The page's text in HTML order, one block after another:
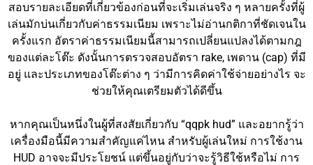
สอบรายละเอียดที่เกี่ยวข้องก่อนที่จะเริ่มเล่นจริง ๆ หลายครั้งที่ผู้
เล่นมักบ่นเกี่ยวกับค่าธรรมเนียม เพราะไม่อ่านกติกาที่ชัดเจนใน
ครั้งแรก อัตราค่าธรรมเนียมนี้สามารถเปลี่ยนแปลงได้ตามกฎ
ของแต่ละโต๊ะ ดังนั้นการตรวจสอบอัตรา rake, เพดาน (cap) ที่มี
อยู่ และประเภทของโต๊ะต่าง ๆ ว่ามีการคิดค่าใช้จ่ายอย่างไร จะ
ช่วยให้คุณเตรียมตัวได้ดีขึ้น
หากคุณเป็นหนึ่งในผู้ที่สงสัยเกี่ยวกับ “qqpk hud” และอยากรู้ว่า
เครื่องมือนี้มีความสำคัญแค่ไหน สำหรับผู้เล่นใหม่ การใช้งาน
HUD อาจจะมีประโยชน์ แต่ขึ้นอยู่กับว่าจะรู้วิธีใช้หรือไม่ การ